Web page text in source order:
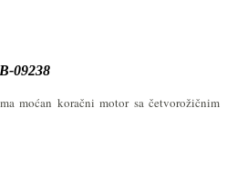
09238
moćan koračni motor sa četvorožičnim